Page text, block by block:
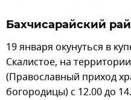
Бахчисарайский
19 января окунуться в
Скалистое, на
(Православный приход
богородицы) с 12.00 до